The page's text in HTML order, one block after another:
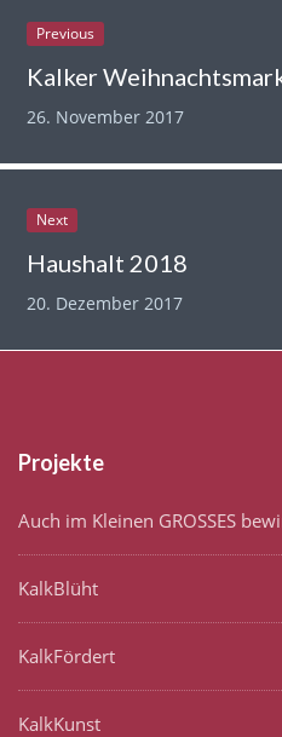
Previous
Kalker
26. November 2017
Next
Haushalt 2018
20. Dezember 2017
Projekte
Auch im Kleinen GROSSES
KalkBlüht
KalkFördert
KalkKunst